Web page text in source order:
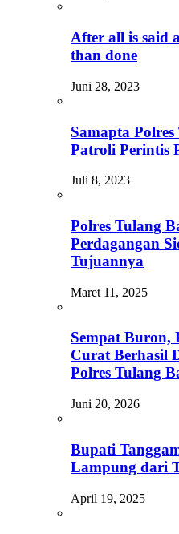
After all is said
than done
Juni 28, 2023
Samapta
Patroli Perintis
Juli 8, 2023
Polres Tulang
Perdagangan
Tujuannya
Maret 11, 2025
Sempat Buron,
Curat Berhasil
Polres Tulang
Juni 20, 2026
Bupati
Lampung dari
April 19, 2025